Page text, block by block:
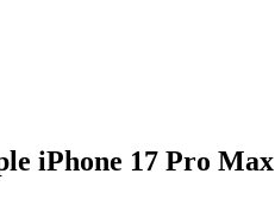
iPhone 17 Pro Max